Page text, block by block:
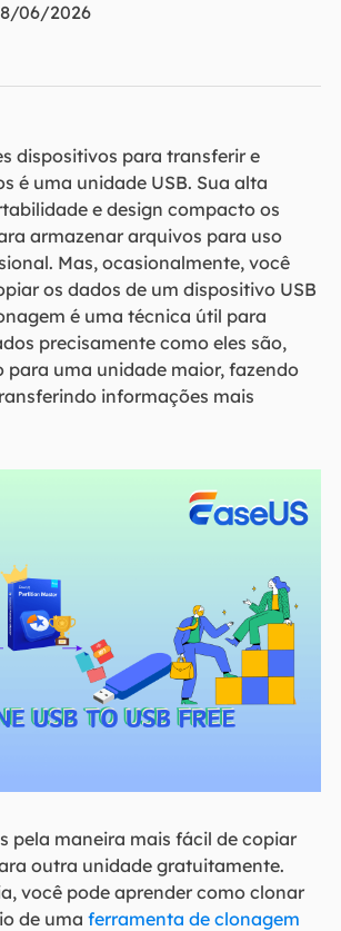
06/2026
dispositivos para transferir e
é uma unidade USB. Sua alta
e design compacto os
armazenar arquivos para uso
Mas, ocasionalmente, você
os dados de um dispositivo USB
é uma técnica útil para
precisamente como eles são,
para uma unidade maior, fazendo
informações mais
pela maneira mais fácil de copiar
outra unidade gratuitamente.
você pode aprender como clonar
de uma ferramenta de clonagem